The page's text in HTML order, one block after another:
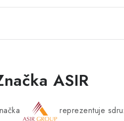
ASIR
reprezentuje